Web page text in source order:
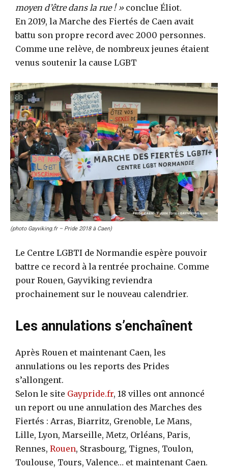
moyen d’être dans la rue ! »conclue Éliot.
En 2019, la Marche des Fiertés de Caen avait
battu son propre record avec 2000 personnes.
Comme une relève, de nombreux jeunes étaient
venus soutenir la cause LGBT
(photo Gayviking.fr – Pride 2018 à Caen)
Le Centre LGBTI de Normandie espère pouvoir
battre ce record à la rentrée prochaine. Comme
pour Rouen, Gayviking reviendra
prochainement sur le nouveau calendrier.
Les annulations s’enchaînent
Après Rouen et maintenant Caen, les
annulations ou les reports des Prides
s’allongent.
Selon le site Gaypride.fr, 18 villes ont annoncé
un report ou une annulation des Marches des
Fiertés : Arras, Biarritz, Grenoble, Le Mans,
Lille, Lyon, Marseille, Metz, Orléans, Paris,
Rennes, Rouen, Strasbourg, Tignes, Toulon,
Toulouse, Tours, Valence… et maintenant Caen.